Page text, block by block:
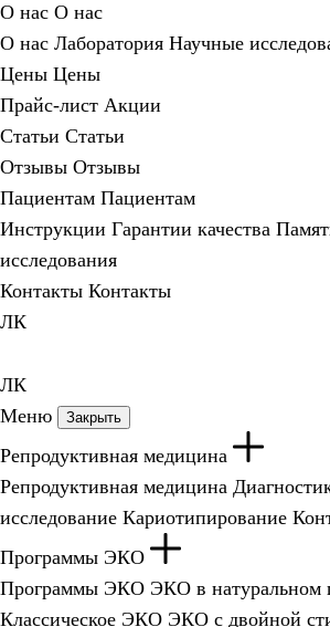
О нас О нас
О нас Лаборатория Научные
Цены Цены
Прайс-лист Акции
Статьи Статьи
Отзывы Отзывы
Пациентам Пациентам
Инструкции Гарантии качества
исследования
Контакты Контакты
ЛК
ЛК
Меню
Закрыть
Репродуктивная медицина
Репродуктивная медицина
исследование Кариотипирование
Программы ЭКО
Программы ЭКО ЭКО в натуральном
Классическое ЭКО ЭКО с двойной